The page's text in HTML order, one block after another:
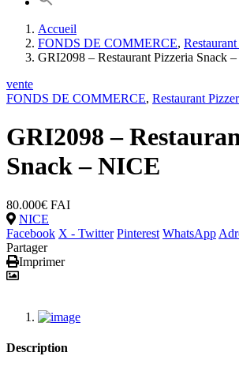
Accueil
FONDS DE COMMERCE,
GRI2098 – Restaurant Pizzeria Snack
vente
FONDS DE COMMERCE, Restaurant
GRI2098 –
Snack – NICE
80.000€ FAI
NICE
Facebook X - Twitter Pinterest WhatsApp
Partager
Imprimer
Description